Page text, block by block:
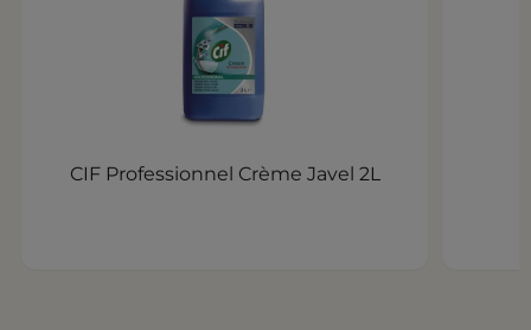
CIF Professionnel Crème Javel 2L